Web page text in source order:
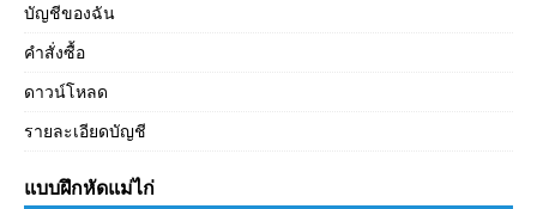
บัญชีของฉัน
คำสั่งซื้อ
ดาวน์โหลด
รายละเอียดบัญชี
แบบฝึกหัดแม่ไก่